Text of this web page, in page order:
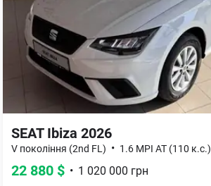
SEAT Ibiza 2026
V покоління (2nd FL) • 1.6 MPI AT (110 к.с.)
22 880 $ • 1 020 000 грн